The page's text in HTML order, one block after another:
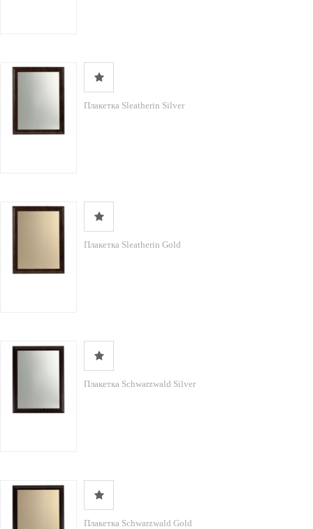
Плакетка Sleatherin Silver
Плакетка Sleatherin Gold
Плакетка Schwarzwald Silver
Плакетка Schwarzwald Gold